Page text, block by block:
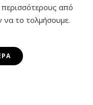
από
να το τολμήσουμε.